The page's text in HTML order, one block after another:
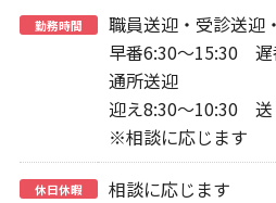
勤務時間
職員送迎・受診送迎
早番6:30～15:30 遅
通所送迎
迎え8:30～10:30 送
※相談に応じます
休日休暇 相談に応じます